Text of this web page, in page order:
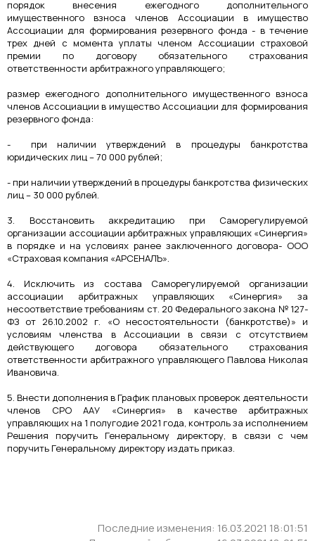
порядок внесения ежегодного дополнительного
имущественного взноса членов Ассоциации в имущество
Ассоциации для формирования резервного фонда - в течение
трех дней с момента уплаты членом Ассоциации страховой
премии по договору обязательного страхования
ответственности арбитражного управляющего;
размер ежегодного дополнительного имущественного взноса
членов Ассоциации в имущество Ассоциации для формирования
резервного фонда:
- при наличии утверждений в процедуры банкротства
юридических лиц – 70 000 рублей;
- при наличии утверждений в процедуры банкротства физических
лиц – 30 000 рублей.
3. Восстановить аккредитацию при Саморегулируемой
организации ассоциации арбитражных управляющих «Синергия»
в порядке и на условиях ранее заключенного договора- ООО
«Страховая компания «АРСЕНАЛЪ».
4. Исключить из состава Саморегулируемой организации
ассоциации арбитражных управляющих «Синергия» за
несоответствие требованиям ст. 20 Федерального закона № 127-
ФЗ от 26.10.2002 г. «О несостоятельности (банкротстве)» и
условиям членства в Ассоциации в связи с отсутствием
действующего договора обязательного страхования
ответственности арбитражного управляющего Павлова Николая
Ивановича.
5. Внести дополнения в График плановых проверок деятельности
членов СРО ААУ «Синергия» в качестве арбитражных
управляющих на 1 полугодие 2021 года, контроль за исполнением
Решения поручить Генеральному директору, в связи с чем
поручить Генеральному директору издать приказ.
Последние изменения: 16.03.2021 18:01:51